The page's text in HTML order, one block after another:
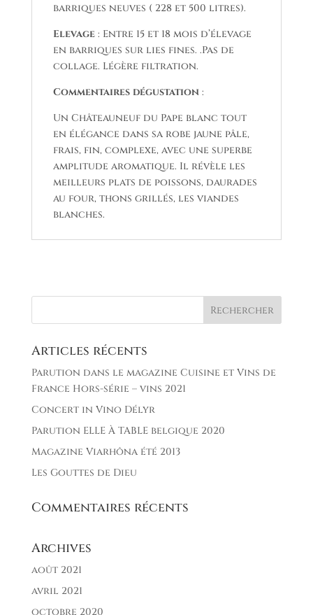
barriques neuves ( 228 et 500 litres).
Elevage: Entre 15 et 18 mois d’élevage
en barriques sur lies fines. .Pas de
collage. Légère filtration.
Commentaires dégustation :
Un Châteauneuf du Pape blanc tout
en élégance dans sa robe jaune pâle,
frais, fin, complexe, avec une superbe
amplitude aromatique. Il révèle les
meilleurs plats de poissons, daurades
au four, thons grillés, les viandes
blanches.
Articles récents
Parution dans le magazine Cuisine et Vins de
France Hors-série – vins 2021
Concert in Vino Délyr
Parution ELLE À TABLE belgique 2020
Magazine Viarhôna été 2013
Les Gouttes de Dieu
Commentaires récents
Archives
août 2021
avril 2021
octobre 2020